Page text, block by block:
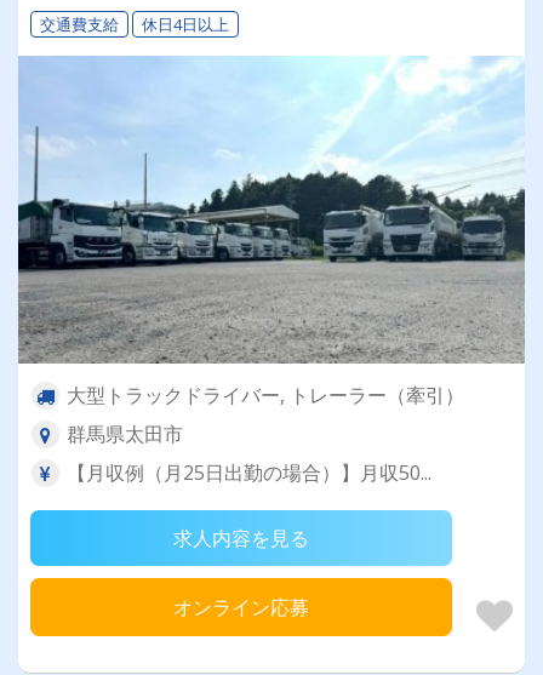
交通費支給 休日4日以上
大型トラックドライバー, トレーラー（牽引）
群馬県太田市
【月収例（月25日出勤の場合）】月収50...
求人内容を見る
オンライン応募